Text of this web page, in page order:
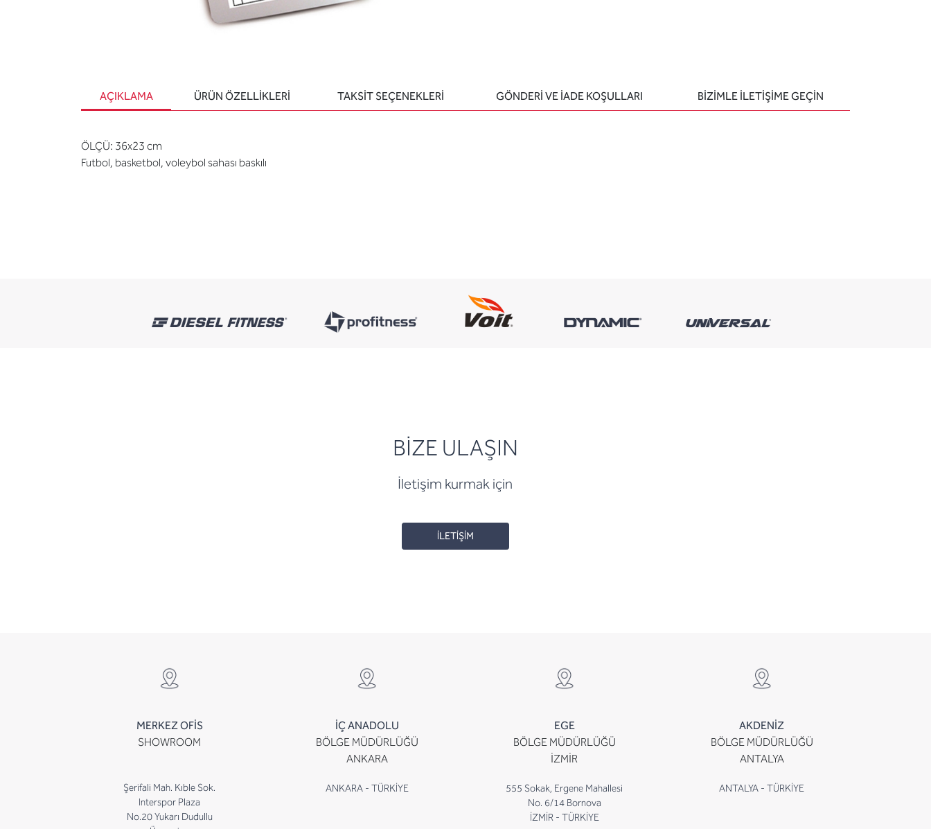
AÇIKLAMA ÜRÜN ÖZELLIKLERI TAKSİT SEÇENEKLERİ GÖNDERİ VE İADE KOŞULLARI BIZIMLE ILETIŞIME GEÇIN
ÖLÇÜ: 36x23 cm
Futbol, basketbol, voleybol sahası baskılı
BİZE ULAŞIN
İletişim kurmak için
İLETİŞİM
MERKEZ OFİS
SHOWROOM
Şerifali Mah. Kıble Sok.
Interspor Plaza
No.20 Yukarı Dudullu
İÇ ANADOLU
BÖLGE MÜDÜRLÜĞÜ
ANKARA
ANKARA - TÜRKİYE
EGE
BÖLGE MÜDÜRLÜĞÜ
İZMİR
555 Sokak, Ergene Mahallesi
No. 6/14 Bornova
İZMİR - TÜRKİYE
AKDENİZ
BÖLGE MÜDÜRLÜĞÜ
ANTALYA
ANTALYA - TÜRKİYE